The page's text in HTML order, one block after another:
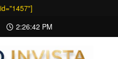
2:26:42 PM